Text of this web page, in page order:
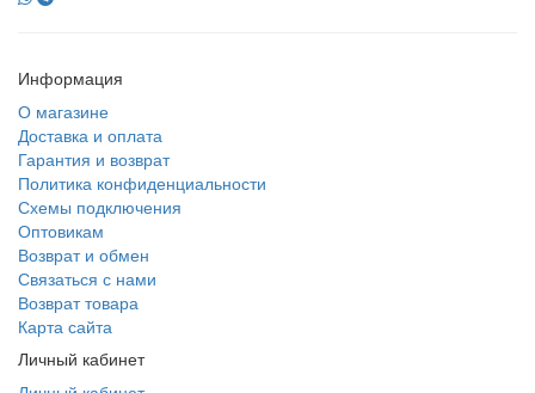
Информация
О магазине
Доставка и оплата
Гарантия и возврат
Политика конфиденциальности
Схемы подключения
Оптовикам
Возврат и обмен
Связаться с нами
Возврат товара
Карта сайта
Личный кабинет